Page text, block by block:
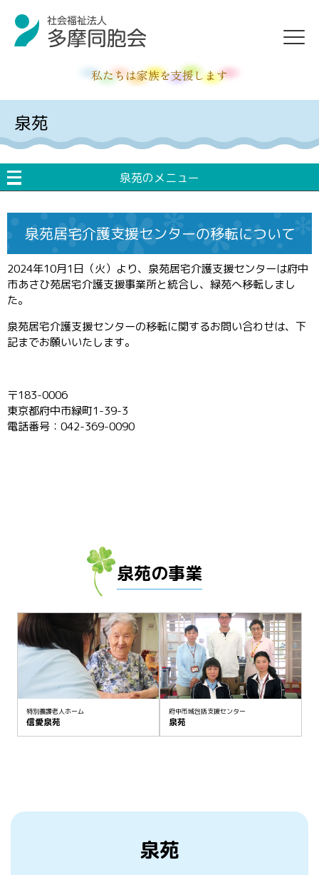
私たちは家族を支援します
泉苑
泉苑のメニュー
泉苑居宅介護支援センターの移転について
2024年10月1日（火）より、泉苑居宅介護支援センターは府中
市あさひ苑居宅介護支援事業所と統合し、緑苑へ移転しまし
た。
泉苑居宅介護支援センターの移転に関するお問い合わせは、下
記までお願いいたします。
〒183-0006
東京都府中市緑町1-39-3
電話番号：042-369-0090
泉苑の事業
特別養護老人ホーム
信愛泉苑
府中市域包括支援センター
泉苑
泉苑